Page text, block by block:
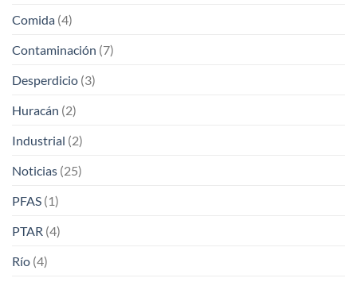
Comida (4)
Contaminación (7)
Desperdicio (3)
Huracán (2)
Industrial (2)
Noticias (25)
PFAS (1)
PTAR (4)
Río (4)